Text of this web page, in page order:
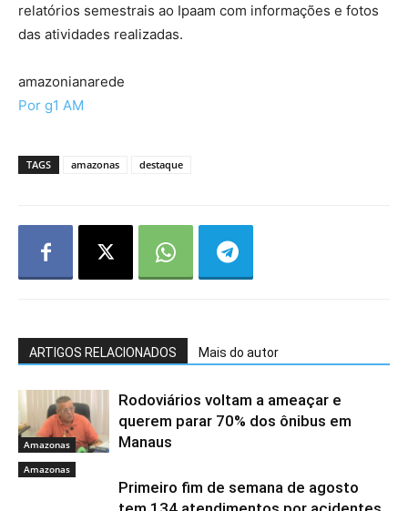
relatórios semestrais ao Ipaam com informações e fotos
das atividades realizadas.
amazonianarede
Por g1 AM
TAGS amazonas destaque
ARTIGOS RELACIONADOS Mais do autor
Amazonas
Rodoviários voltam a ameaçar e
querem parar 70% dos ônibus em
Manaus
Amazonas
Primeiro fim de semana de agosto